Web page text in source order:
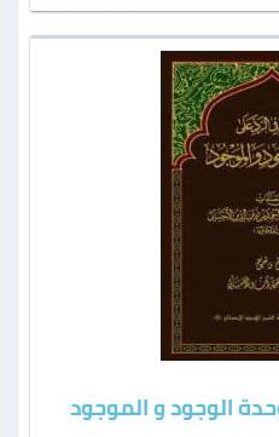
الوجود و الموجود